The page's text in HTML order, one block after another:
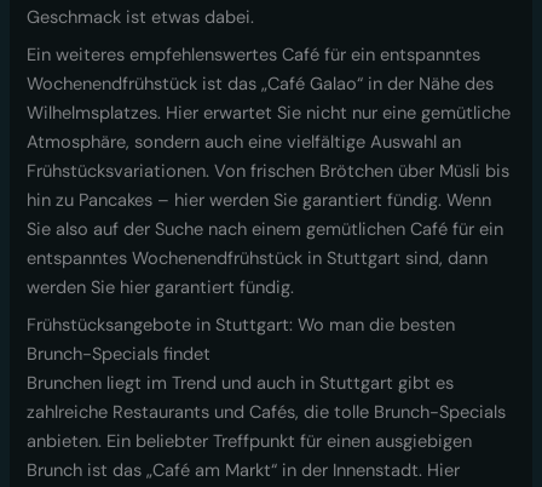
Geschmack ist etwas dabei.
Ein weiteres empfehlenswertes Café für ein entspanntes
Wochenendfrühstück ist das „Café Galao“ in der Nähe des
Wilhelmsplatzes. Hier erwartet Sie nicht nur eine gemütliche
Atmosphäre, sondern auch eine vielfältige Auswahl an
Frühstücksvariationen. Von frischen Brötchen über Müsli bis
hin zu Pancakes – hier werden Sie garantiert fündig. Wenn
Sie also auf der Suche nach einem gemütlichen Café für ein
entspanntes Wochenendfrühstück in Stuttgart sind, dann
werden Sie hier garantiert fündig.
Frühstücksangebote in Stuttgart: Wo man die besten
Brunch-Specials findet
Brunchen liegt im Trend und auch in Stuttgart gibt es
zahlreiche Restaurants und Cafés, die tolle Brunch-Specials
anbieten. Ein beliebter Treffpunkt für einen ausgiebigen
Brunch ist das „Café am Markt“ in der Innenstadt. Hier